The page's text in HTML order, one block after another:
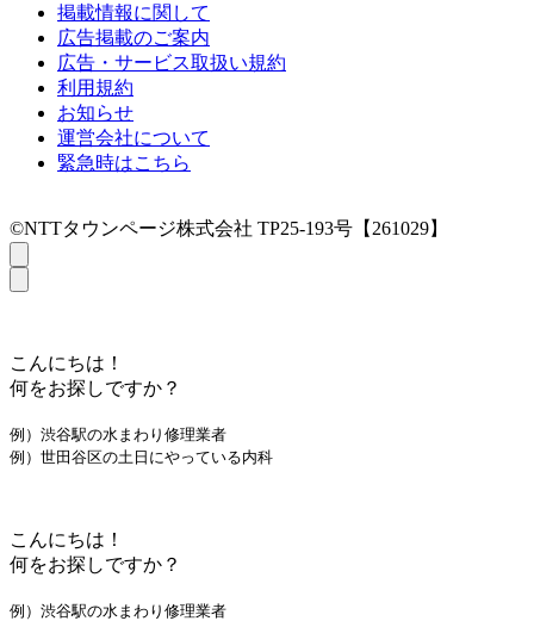
掲載情報に関して
広告掲載のご案内
広告・サービス取扱い規約
利用規約
お知らせ
運営会社について
緊急時はこちら
©NTTタウンページ株式会社 TP25-193号【261029】
こんにちは！
何をお探しですか？
例）渋谷駅の水まわり修理業者
例）世田谷区の土日にやっている内科
こんにちは！
何をお探しですか？
例）渋谷駅の水まわり修理業者